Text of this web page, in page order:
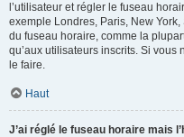
l’utilisateur et régler le fuseau
exemple Londres, Paris, New
du fuseau horaire, comme la
qu’aux utilisateurs inscrits. Si vous
le faire.
Haut
J’ai réglé le fuseau horaire mais